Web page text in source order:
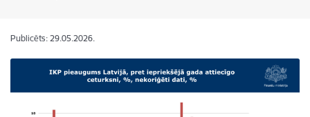
Publicēts: 29.05.2026.